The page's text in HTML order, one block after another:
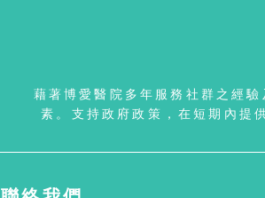
藉著博愛醫院多年服務社群之經
素。支持政府政策，在短期內提